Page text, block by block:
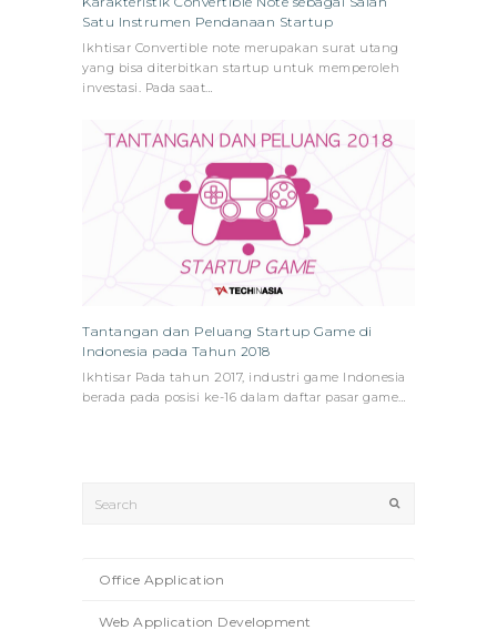
Satu Instrumen Pendanaan Startup
Ikhtisar Convertible note merupakan surat utang
yang bisa diterbitkan startup untuk memperoleh
investasi. Pada saat…
Tantangan dan Peluang Startup Game di
Indonesia pada Tahun 2018
Ikhtisar Pada tahun 2017, industri game Indonesia
berada pada posisi ke-16 dalam daftar pasar game…
Office Application
Web Application Development